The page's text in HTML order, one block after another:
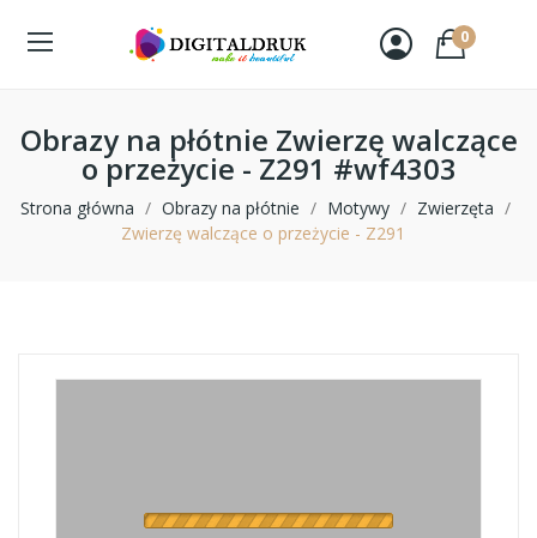
0
Obrazy na płótnie Zwierzę walczące
o przeżycie - Z291 #wf4303
Strona główna Obrazy na płótnie Motywy
Zwierzęta
Zwierzę walczące o przeżycie - Z291